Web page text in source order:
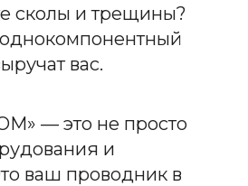
сколы и трещины?
вас.
— это не просто
и
ваш проводник в